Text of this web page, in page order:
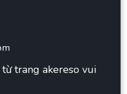
trang akereso vui